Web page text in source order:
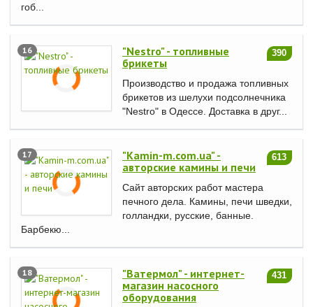
гоб...
16 390
"Nestro" - топливные
брикеты
Производство и продажа топливных
брикетов из шелухи подсолнечника
"Nestro" в Одессе. Доставка в друг...
17 613
"Kamin-m.com.ua" -
авторские камины и печи
Сайт авторских работ мастера
печного дела. Камины, печи шведки,
голландки, русские, банные.
Барбекю...
18 431
"Ватермол" - интернет-
магазин насосного
оборудования